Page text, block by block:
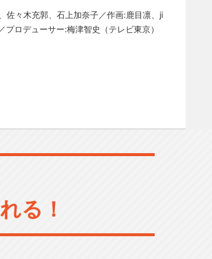
佐々木充郭、石上加奈子／作画:鹿目凛、ji
ロデューサー:梅津智史（テレビ東京）
る！